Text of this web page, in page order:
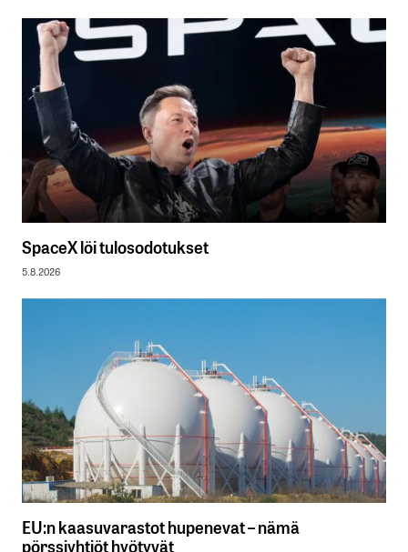
SpaceX löi tulosodotukset
5.8.2026
EU:n kaasuvarastot hupenevat – nämä
pörssiyhtiöt hyötyvät